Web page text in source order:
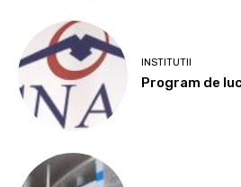
INSTITUTII
Program de